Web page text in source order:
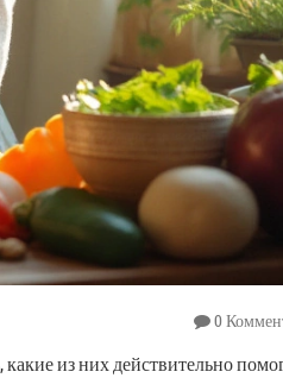
0
из них действительно